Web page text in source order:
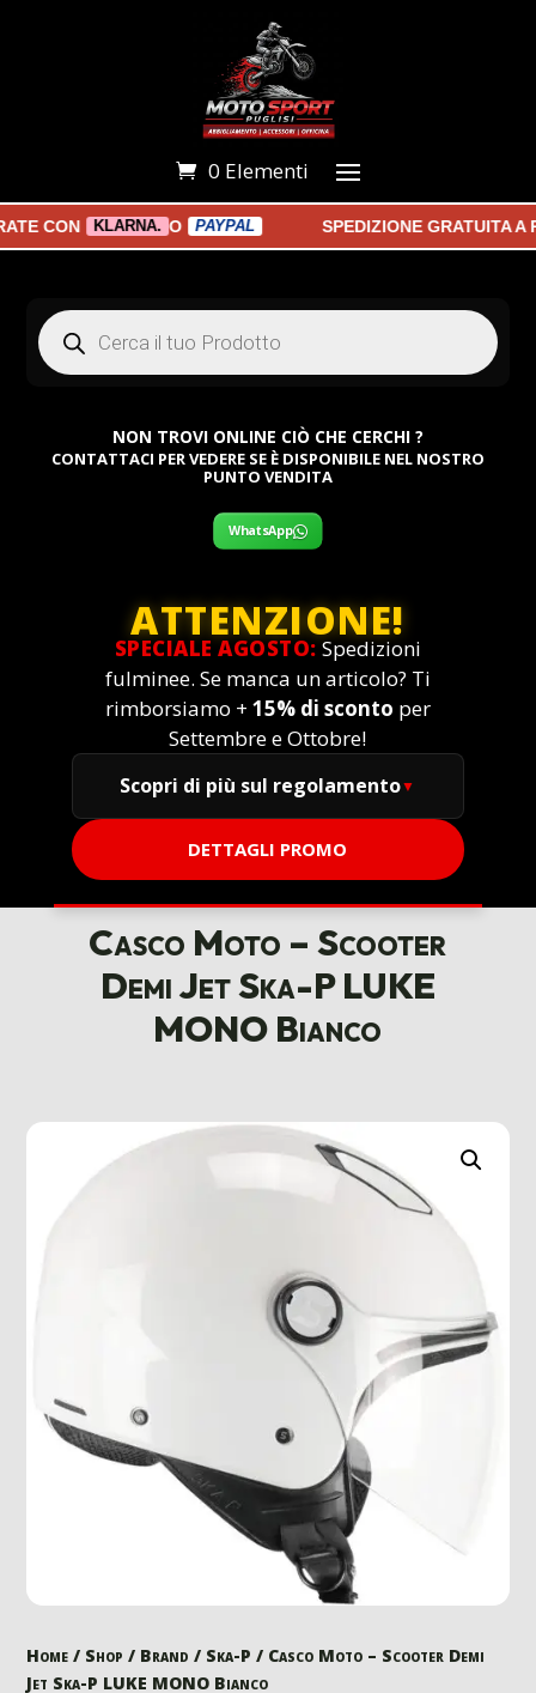
0 Elementi
CON KLARNA. O PAYPAL SPEDIZIONE GRATUITA A
Products
search
NON TROVI ONLINE CIÒ CHE CERCHI ?
CONTATTACI PER VEDERE SE È DISPONIBILE NEL NOSTRO
PUNTO VENDITA
WhatsApp
ATTENZIONE!
SPECIALE AGOSTO: Spedizioni
fulminee. Se manca un articolo? Ti
rimborsiamo + 15% di sconto per
Settembre e Ottobre!
Scopri di più sul regolamento
DETTAGLI PROMO
Casco Moto – Scooter
Demi Jet Ska-P LUKE
MONO Bianco
Home / Shop / Brand / Ska-P / Casco Moto – Scooter Demi
Jet Ska-P LUKE MONO Bianco